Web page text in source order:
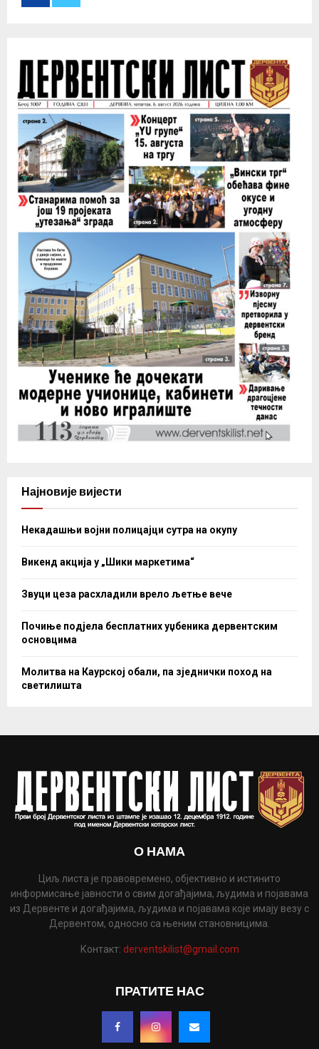
H
Најновије вијести
Некадашњи војни полицајци сутра на окупу
Викенд акција у „Шики маркетима“
Звуци цеза расхладили врело љетње вече
Почиње подјела бесплатних уџбеника дервентским
основцима
Молитва на Каурској обали, па зједнички поход на
светилишта
О НАМА
Циљ листа је правовремено, објективно и истинито
информисање јавности о свим догађајима, људима и појавама
из Дервенте и догађајима, људима и појавама које имају везу с
Дервентом, односно са њеним становницима.
Контакт: derventskilist@gmail.com
ПРАТИТЕ НАС